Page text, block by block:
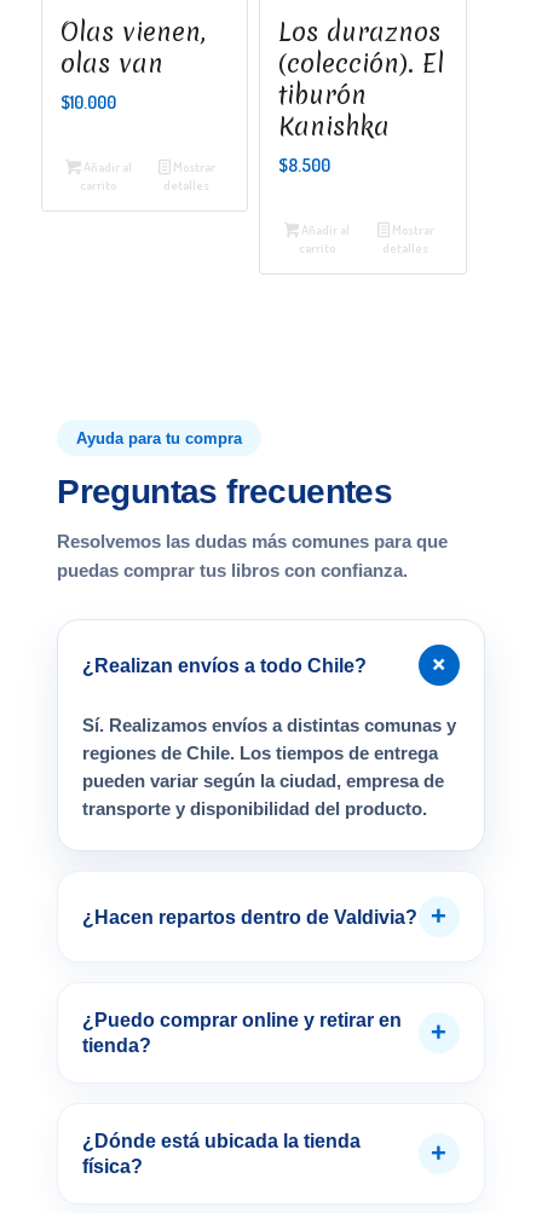
Olas vienen,
olas van
$10.000
Añadir al
carrito
Mostrar
detalles
Los duraznos
(colección). El
tiburón
Kanishka
$8.500
Añadir al
carrito
Mostrar
detalles
Ayuda para tu compra
Preguntas frecuentes
Resolvemos las dudas más comunes para que
puedas comprar tus libros con confianza.
¿Realizan envíos a todo Chile? +
Sí. Realizamos envíos a distintas comunas y
regiones de Chile. Los tiempos de entrega
pueden variar según la ciudad, empresa de
transporte y disponibilidad del producto.
¿Hacen repartos dentro de Valdivia? +
¿Puedo comprar online y retirar en
tienda?
+
¿Dónde está ubicada la tienda
física?
+